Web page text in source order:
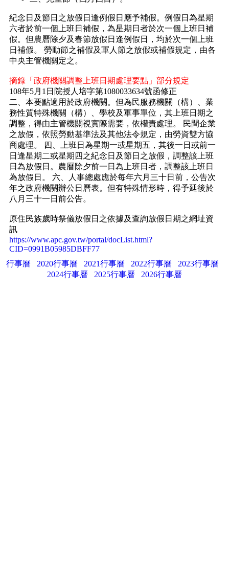
紀念日及節日之放假日逢例假日應予補假。例假日為星期
六者於前一個上班日補假，為星期日者於次一個上班日補
假。但農曆除夕及春節放假日逢例假日，均於次一個上班
日補假。 勞動節之補假及軍人節之放假或補假規定，由各
中央主管機關定之。
摘錄「政府機關調整上班日期處理要點」部分規定
108年5月1日院授人培字第1080033634號函修正
二、本要點適用於政府機關。但為民服務機關（構）、業
務性質特殊機關（構）、學校及軍事單位，其上班日期之
調整，得由主管機關視實際需要，依權責處理。 民間企業
之放假，依照勞動基準法及其他法令規定，由勞資雙方協
商處理。 四、上班日為星期一或星期五，其後一日或前一
日逢星期二或星期四之紀念日及節日之放假，調整該上班
日為放假日。農曆除夕前一日為上班日者，調整該上班日
為放假日。 六、人事總處應於每年六月三十日前，公告次
年之政府機關辦公日曆表。但有特殊情形時，得予延後於
八月三十一日前公告。
原住民族歲時祭儀放假日之依據及查詢放假日期之網址資
訊
https://www.apc.gov.tw/portal/docList.html?
CID=0991B05985DBFF77
行事曆
2020行事曆 2021行事曆 2022行事曆
2023行事曆
2024行事曆
2025行事曆 2026行事曆